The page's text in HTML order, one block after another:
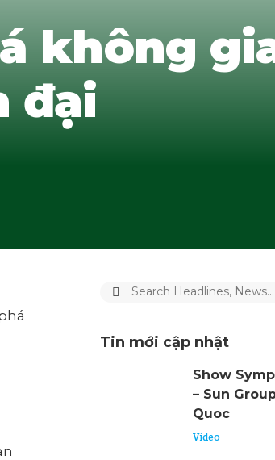
không
đại
Tin mới cập nhật
Show
– Sun
Quoc
Video